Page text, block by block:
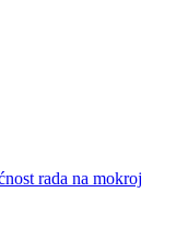
rada na mokroj